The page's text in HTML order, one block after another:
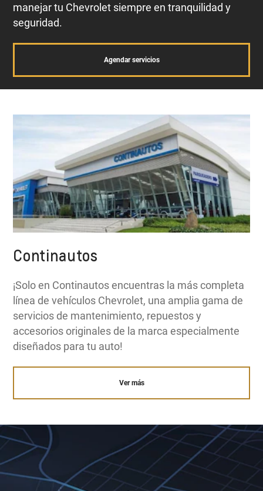
manejar tu Chevrolet siempre en tranquilidad y
seguridad.
Agendar servicios
Continautos
¡Solo en Continautos encuentras la más completa
línea de vehículos Chevrolet, una amplia gama de
servicios de mantenimiento, repuestos y
accesorios originales de la marca especialmente
diseñados para tu auto!
Ver más